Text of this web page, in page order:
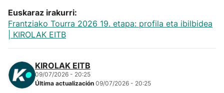
Euskaraz irakurri:
Frantziako Tourra 2026 19. etapa: profila eta ibilbidea
| KIROLAK EITB
KIROLAK EITB
09/07/2026 - 20:25
Última actualización 09/07/2026 - 20:25